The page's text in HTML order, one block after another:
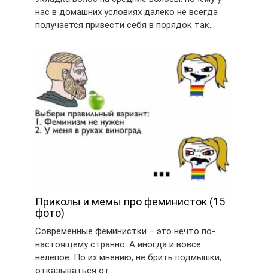
нас в домашних условиях далеко не всегда
получается привести себя в порядок так…
Приколы и мемы про феминисток (15
фото)
Современные феминистки – это нечто по-
настоящему странно. А иногда и вовсе
нелепое. По их мнению, не брить подмышки,
отказываться от…